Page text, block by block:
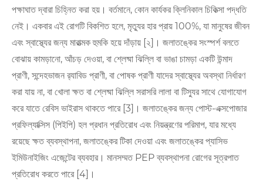
পক্ষাঘাত দ্বারা চিহ্নিত করা হয়। বর্তমানে, কোন কার্যকর ক্লিনিকাল চিকিত্সা পদ্ধতি
নেই। একবার এই রোগটি বিকশিত হলে, মৃত্যুর হার প্রায় 100%, যা মানুষের জীবন
এবং স্বাস্থ্যের জন্য মারাত্মক হুমকি হয়ে দাঁড়ায় [২]। জলাতঙ্কের সংস্পর্শ বলতে
বোঝায় কামড়ানো, আঁচড় দেওয়া, বা শ্লেষ্মা ঝিল্লি বা ভাঙা চামড়া একটি উন্মাদ
প্রাণী, সন্দেহভাজন র‍্যাবিড প্রাণী, বা পোষক প্রাণী যাদের স্বাস্থ্যের অবস্থা নির্ধারণ
করা যায় না, বা খোলা ক্ষত বা শ্লেষ্মা ঝিল্লি সরাসরি লালা বা টিস্যুর সাথে যোগাযোগ
করে যাতে রেবিস ভাইরাস থাকতে পারে [3]। জলাতঙ্কের জন্য পোস্ট-এক্সপোজার
প্রফিল্যাক্সিস (পিইপি) হল প্রধান প্রতিরোধ এবং নিয়ন্ত্রণের পরিমাপ, যার মধ্যে
রয়েছে ক্ষত ব্যবস্থাপনা, জলাতঙ্কের টিকা দেওয়া এবং জলাতঙ্কের প্যাসিভ
ইমিউনাইজিং এজেন্টের ব্যবহার। মানসম্মত PEP ব্যবস্থাপনা রোগের সূত্রপাত
প্রতিরোধ করতে পারে [4]।